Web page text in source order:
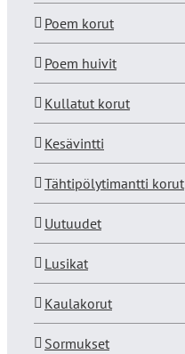
Poem korut
Poem huivit
Kullatut korut
Kesävintti
Tähtipölytimantti korut
Uutuudet
Lusikat
Kaulakorut
Sormukset